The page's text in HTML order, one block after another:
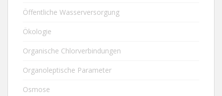
Öffentliche Wasserversorgung
Ökologie
Organische Chlorverbindungen
Organoleptische Parameter
Osmose